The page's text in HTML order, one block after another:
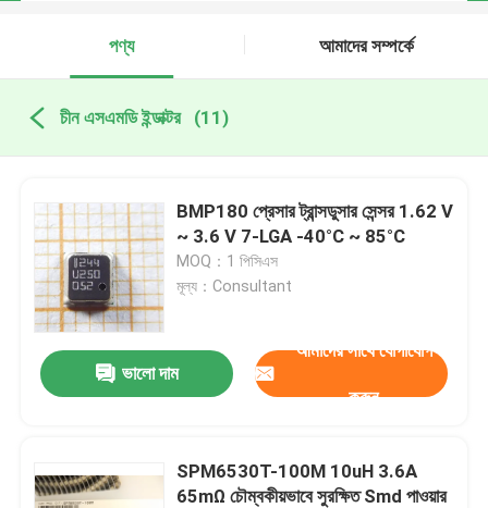
পণ্য আমাদের সম্পর্কে
চীন এসএমডি ইন্ডাক্টর (11)
BMP180 প্রেসার ট্রান্সডুসার সেন্সর 1.62 V
~ 3.6 V 7-LGA -40°C ~ 85°C
MOQ：1 পিসিএস
মূল্য：Consultant
ভালো দাম
আমাদের সাথে যোগাযোগ
করুন
SPM6530T-100M 10uH 3.6A
65mΩ চৌম্বকীয়ভাবে সুরক্ষিত Smd পাওয়ার